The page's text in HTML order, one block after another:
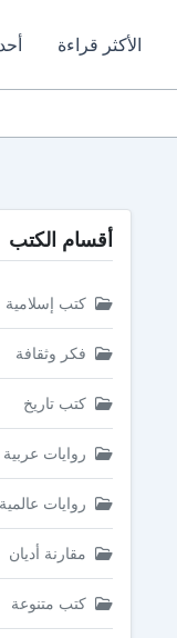
الأكثر قراءة
أقسام الكتب
كتب إسلامية
فكر وثقافة
كتب تاريخ
روايات عربية
روايات عالمية
مقارنة أديان
كتب متنوعة